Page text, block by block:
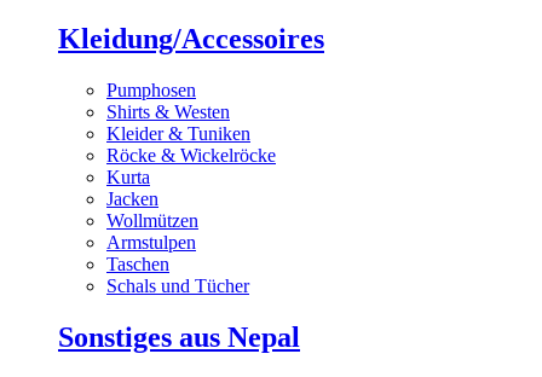
Kleidung/Accessoires
Pumphosen
Shirts & Westen
Kleider & Tuniken
Röcke & Wickelröcke
Kurta
Jacken
Wollmützen
Armstulpen
Taschen
Schals und Tücher
Sonstiges aus Nepal